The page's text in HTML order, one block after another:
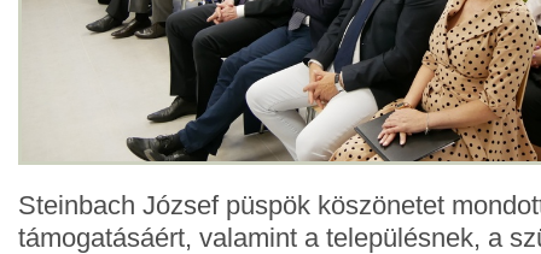
Steinbach József püspök köszönetet
támogatásáért, valamint a településnek, a